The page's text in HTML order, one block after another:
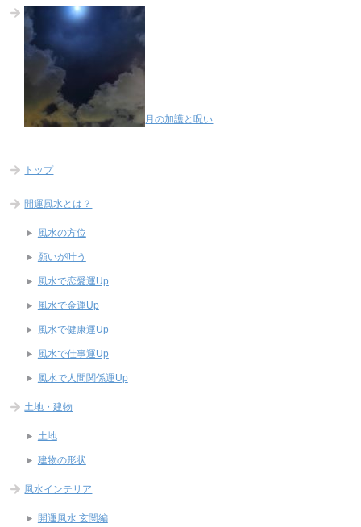
月の加護と呪い
トップ
開運風水とは？
風水の方位
願いが叶う
風水で恋愛運Up
風水で金運Up
風水で健康運Up
風水で仕事運Up
風水で人間関係運Up
土地・建物
土地
建物の形状
風水インテリア
開運風水 玄関編